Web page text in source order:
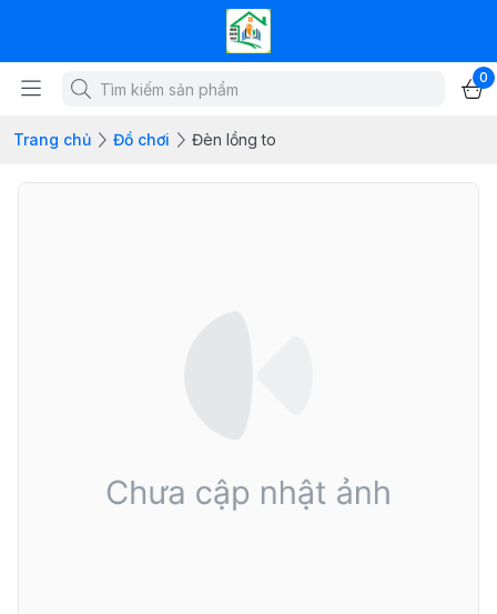
0
Trang chủ Đồ chơi Đèn lồng to